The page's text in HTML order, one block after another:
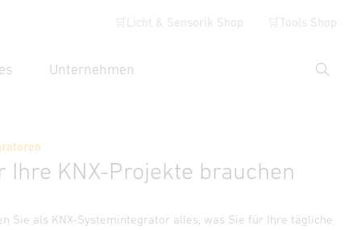
🛒Licht & Sensorik Shop 🛒Tools Shop
Unternehmen
Suche
Ihre KNX-Projekte brauchen
Sie als KNX-Systemintegrator alles, was Sie für Ihre tägliche